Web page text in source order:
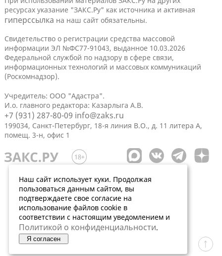
ресурсах указание "ЗАКС.Ру" как источника и активная
гиперссылка на наш сайт обязательны.
Свидетельство о регистрации средства массовой
информации ЭЛ №ФС77-91043, выданное 10.03.2026
Федеральной службой по надзору в сфере связи,
информационных технологий и массовых коммуникаций
(Роскомнадзор).
Учредитель: ООО "Адастра".
И.о. главного редактора: Казарлыга А.В.
+7 (931) 287-80-09 info@zaks.ru
199034, Санкт-Петербург, 18-я линия В.О., д. 11 литера А,
помещ. 3-н, офис 1
Наш сайт использует куки. Продолжая
пользоваться данным сайтом, вы
подтверждаете свое согласие на
использование файлов cookie в
соответствии с настоящим уведомлением и
Политикой о конфиденциальности.
Я согласен